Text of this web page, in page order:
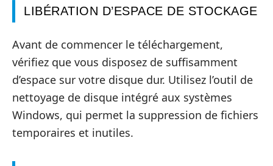
LIBÉRATION D’ESPACE DE STOCKAGE
Avant de commencer le téléchargement,
vérifiez que vous disposez de suffisamment
d’espace sur votre disque dur. Utilisez l’outil de
nettoyage de disque intégré aux systèmes
Windows, qui permet la suppression de fichiers
temporaires et inutiles.